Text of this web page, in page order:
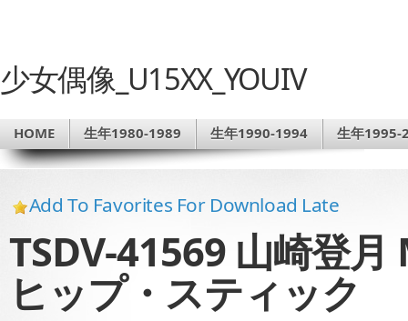
少女偶像_U15XX_YOUIV
HOME 生年1980-1989 生年1990-1994 生年1995-
Add To Favorites For Download Late
TSDV-41569 山崎登
ヒップ・スティック